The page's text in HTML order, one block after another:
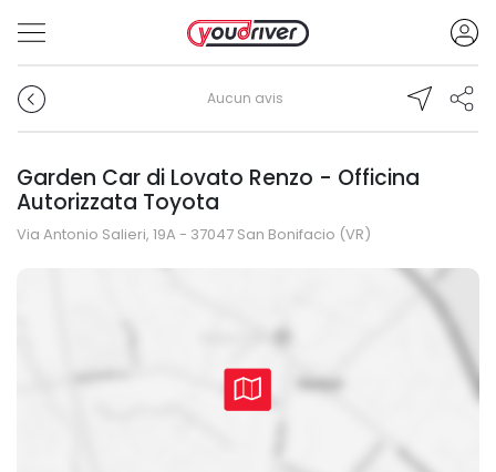
Aucun avis
Garden Car di Lovato Renzo - Officina
Autorizzata Toyota
Via Antonio Salieri, 19A - 37047 San Bonifacio (VR)